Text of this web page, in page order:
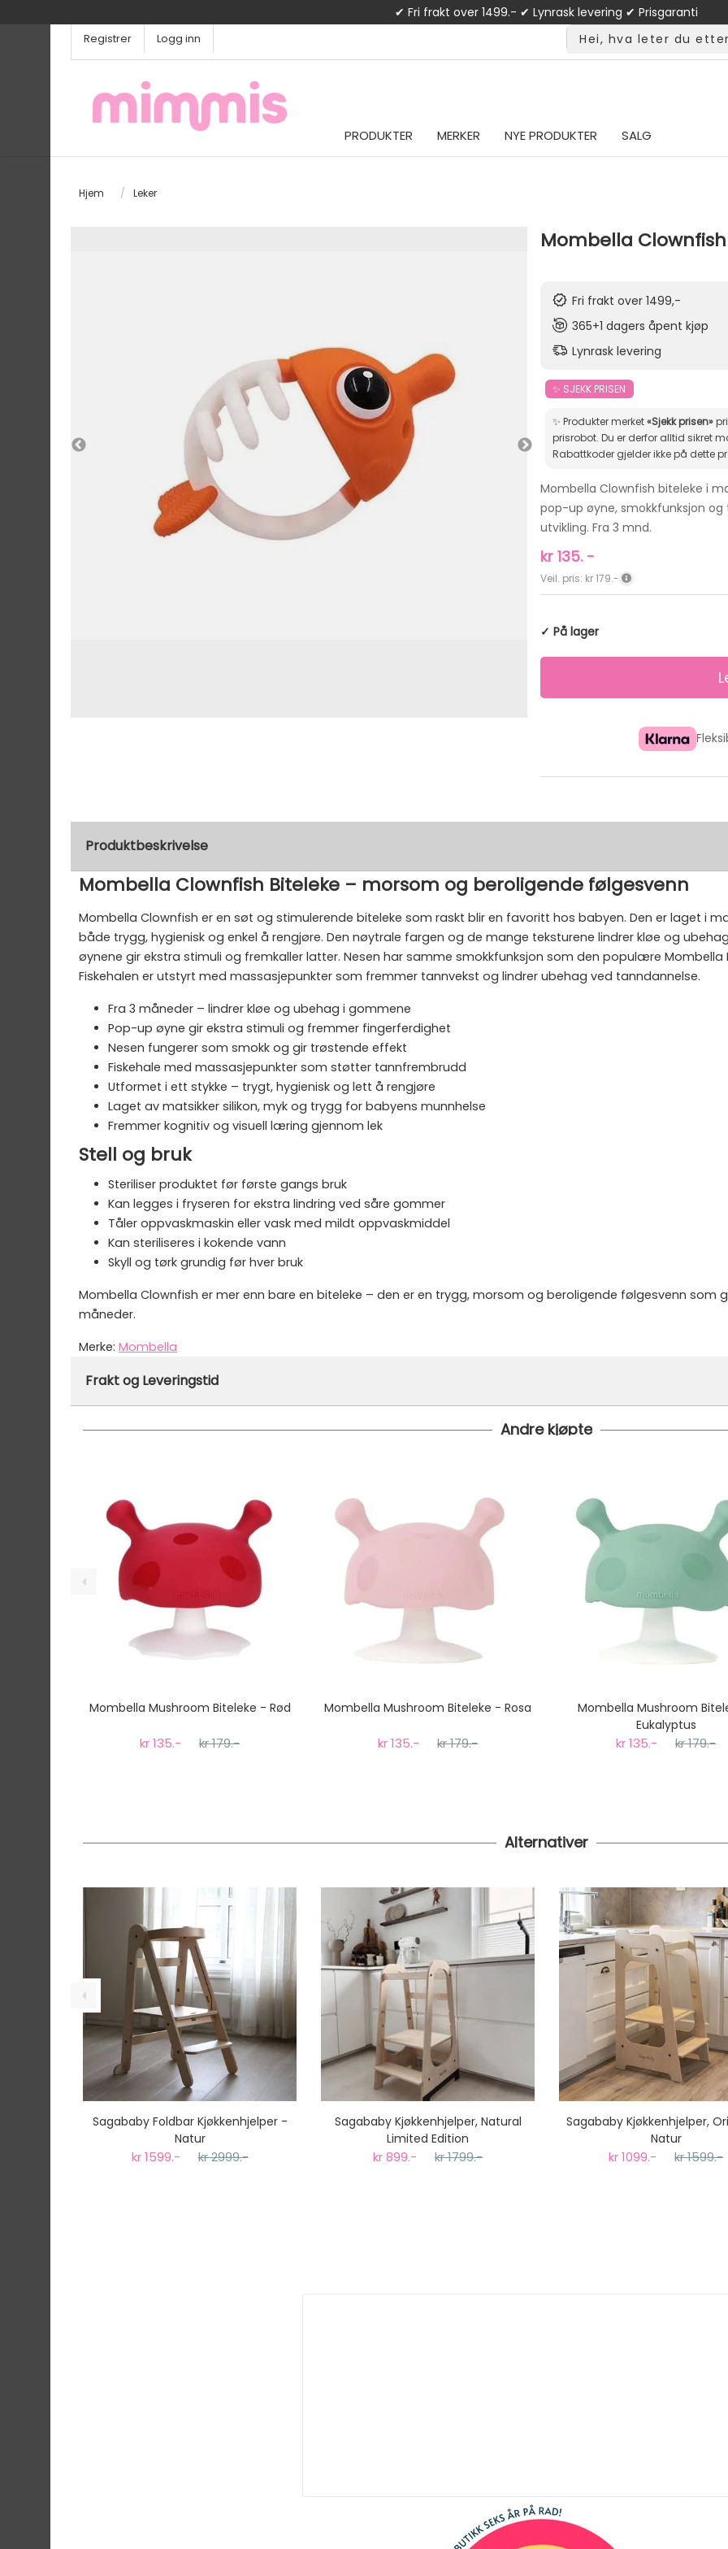
✔ Fri frakt over 1499.- ✔ Lynrask levering ✔ Prisgaranti
Registrer Logg inn
PRODUKTER MERKER NYE PRODUKTER SALG
Hjem / Leker
Mombella
Fri frakt over 1499,-
365+1 dagers åpent kjøp
Lynrask levering
✨ SJEKK PRISEN
✨ Produkter merket«Sjekk prisen»
prisrobot. Du er derfor alltid sikret markedets beste pris.
Rabattkoder gjelder ikke på dette
Mombella Clownfish biteleke i
pop-up øyne, smokkfunksjon
utvikling. Fra 3 mnd.
kr 135.-
Veil. pris: kr 179.-
✓ På lager
Produktbeskrivelse
Mombella Clownfish Biteleke – morsom og beroligende følgesvenn
Mombella Clownfish er en søt og stimulerende biteleke som raskt blir en favoritt hos babyen. Den er laget i
både trygg, hygienisk og enkel å rengjøre. Den nøytrale fargen og de mange teksturene lindrer kløe og
øynene gir ekstra stimuli og fremkaller latter. Nesen har samme smokkfunksjon som den populære
Fiskehalen er utstyrt med massasjepunkter som fremmer tannvekst og lindrer ubehag ved tanndannelse.
Fra 3 måneder – lindrer kløe og ubehag i gommene
Pop-up øyne gir ekstra stimuli og fremmer fingerferdighet
Nesen fungerer som smokk og gir trøstende effekt
Fiskehale med massasjepunkter som støtter tannfrembrudd
Utformet i ett stykke – trygt, hygienisk og lett å rengjøre
Laget av matsikker silikon, myk og trygg for babyens munnhelse
Fremmer kognitiv og visuell læring gjennom lek
Stell og bruk
Steriliser produktet før første gangs bruk
Kan legges i fryseren for ekstra lindring ved såre gommer
Tåler oppvaskmaskin eller vask med mildt oppvaskmiddel
Kan steriliseres i kokende vann
Skyll og tørk grundig før hver bruk
Mombella Clownfish er mer enn bare en biteleke – den er en trygg, morsom og beroligende følgesvenn som
måneder.
Merke: Mombella
Frakt og Leveringstid
På lager hos oss - klar for utsendelse innen 24 timer
Vi har fri retur ved bytte.
Andre kjøpte
Mombella Mushroom Biteleke - Rød
kr 135.- kr 179.-
Mombella Mushroom Biteleke - Rosa
kr 135.- kr 179.-
Mombella Mushroom
Eukalyptus
kr 135.- kr 179.-
Alternativer
Sagababy Foldbar Kjøkkenhjelper -
Natur
kr 1599.- kr 2999.-
Sagababy Kjøkkenhjelper, Natural
Limited Edition
kr 899.- kr 1799.-
Sagababy Kjøkkenhjelper,
Natur
kr 1099.- kr 1599.-